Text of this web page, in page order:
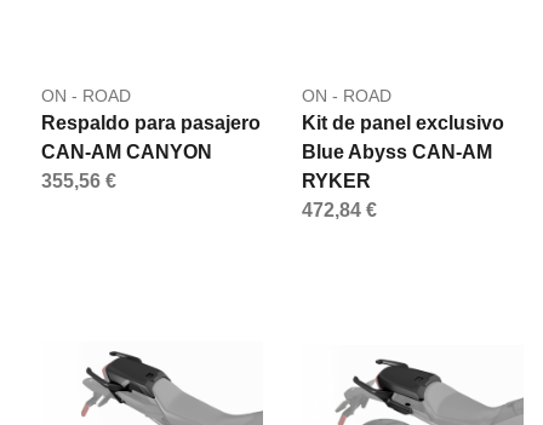
ON - ROAD
Respaldo para pasajero
CAN-AM CANYON
355,56 €
ON - ROAD
Kit de panel exclusivo
Blue Abyss CAN-AM
RYKER
472,84 €